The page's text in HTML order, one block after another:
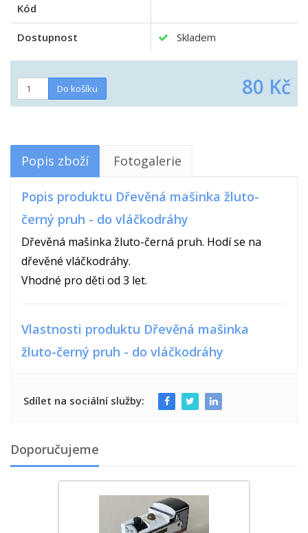
Kód
Dostupnost Skladem
80 Kč
Popis zboží Fotogalerie
Popis produktu Dřevěná mašinka žluto-
černý pruh - do vláčkodráhy
Dřevěná mašinka žluto-černá pruh. Hodí se na
dřevěné vláčkodráhy.
Vhodné pro děti od 3 let.
Vlastnosti produktu Dřevěná mašinka
žluto-černý pruh - do vláčkodráhy
Sdílet na sociální služby:
Doporučujeme